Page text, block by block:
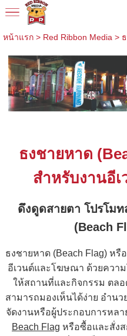
หน้าแรก> Red Ribbon Media >
ธงชายหาด
สำหรับงานอี
ดึงดูดสายตา โปรโม
(Beach
ธงชายหาด (Beach Flag) ห
อีเวนต์และโฆษณา ด้วยควา
ให้สถานที่และกิจกรรม ตล
สามารถมองเห็นได้ง่าย อำน
จัดงานหรือผู้ประกอบการหลา
Beach Flag หรือซื้อและสั่งส